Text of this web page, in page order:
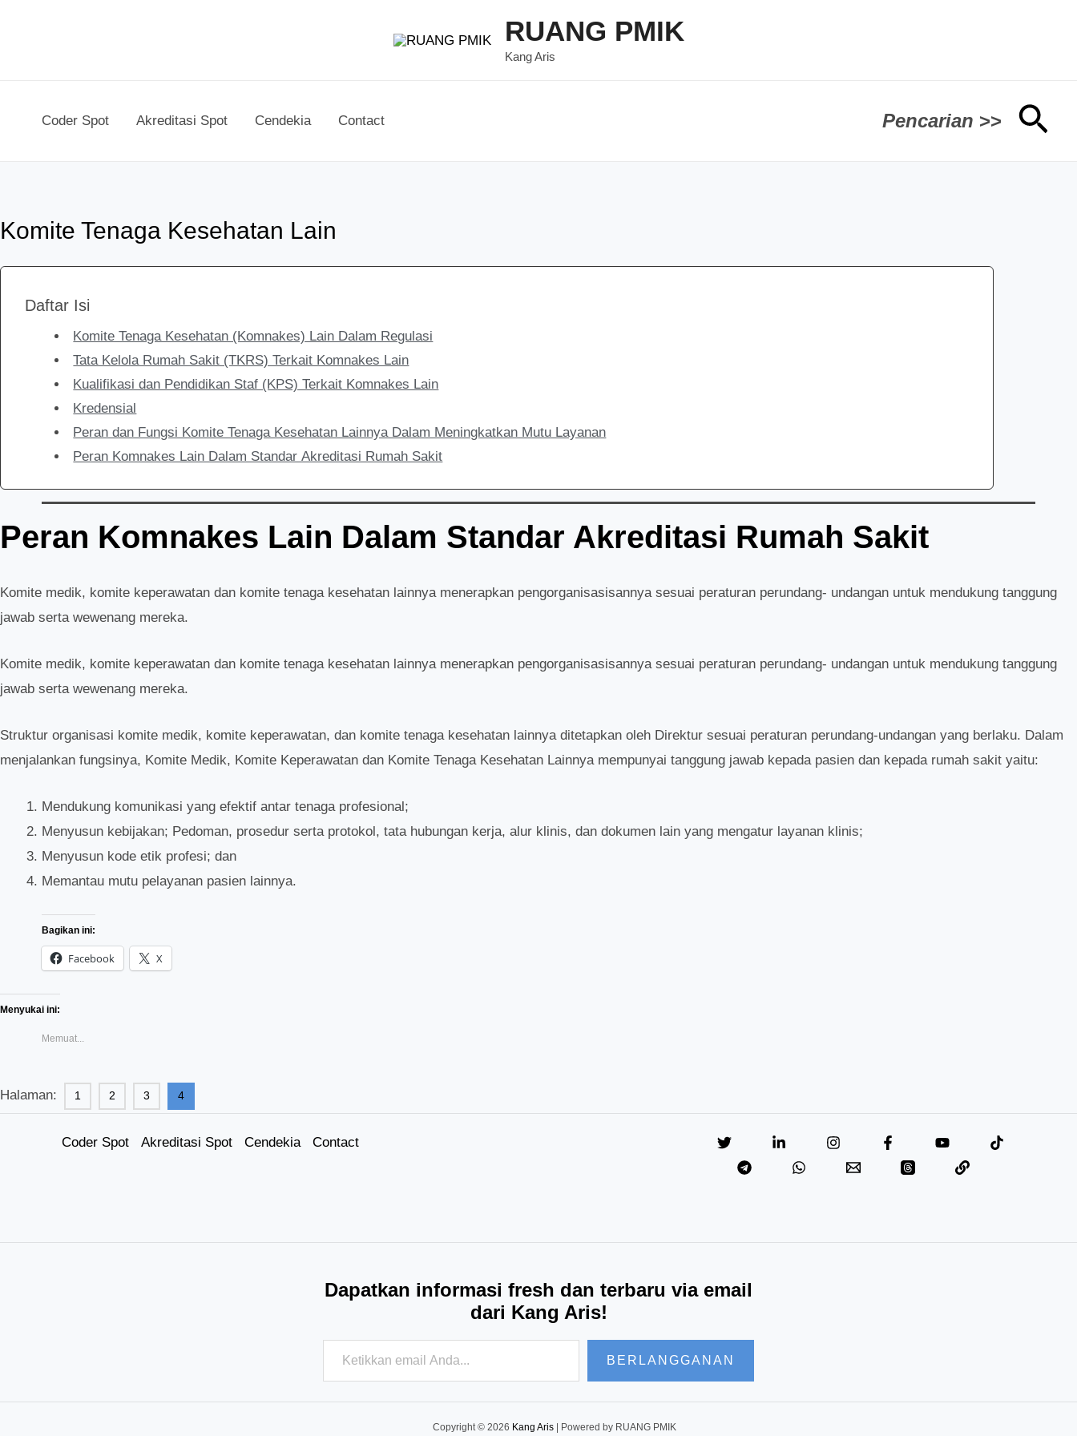
RUANG PMIK
Kang Aris
Coder Spot Akreditasi Spot Cendekia Contact Pencarian >>
Komite Tenaga Kesehatan Lain
Daftar Isi
Komite Tenaga Kesehatan (Komnakes) Lain Dalam Regulasi
Tata Kelola Rumah Sakit (TKRS) Terkait Komnakes Lain
Kualifikasi dan Pendidikan Staf (KPS) Terkait Komnakes Lain
Kredensial
Peran dan Fungsi Komite Tenaga Kesehatan Lainnya Dalam Meningkatkan Mutu Layanan
Peran Komnakes Lain Dalam Standar Akreditasi Rumah Sakit
Peran Komnakes Lain Dalam Standar Akreditasi Rumah Sakit
Komite medik, komite keperawatan dan komite tenaga kesehatan lainnya menerapkan pengorganisasisannya sesuai peraturan perundang- undangan untuk mendukung tanggung
jawab serta wewenang mereka.
Komite medik, komite keperawatan dan komite tenaga kesehatan lainnya menerapkan pengorganisasisannya sesuai peraturan perundang- undangan untuk mendukung tanggung
jawab serta wewenang mereka.
Struktur organisasi komite medik, komite keperawatan, dan komite tenaga kesehatan lainnya ditetapkan oleh Direktur sesuai peraturan perundang-undangan yang berlaku. Dalam
menjalankan fungsinya, Komite Medik, Komite Keperawatan dan Komite Tenaga Kesehatan Lainnya mempunyai tanggung jawab kepada pasien dan kepada rumah sakit yaitu:
Mendukung komunikasi yang efektif antar tenaga profesional;
Menyusun kebijakan; Pedoman, prosedur serta protokol, tata hubungan kerja, alur klinis, dan dokumen lain yang mengatur layanan klinis;
Menyusun kode etik profesi; dan
Memantau mutu pelayanan pasien lainnya.
Bagikan ini:
Facebook X
Menyukai ini:
Memuat...
Halaman: 1 2 3 4
Coder Spot Akreditasi Spot Cendekia Contact
Dapatkan informasi fresh dan terbaru via email
dari Kang Aris!
Anda...
BERLANGGANAN
Copyright © 2026 Kang Aris| Powered by RUANG PMIK